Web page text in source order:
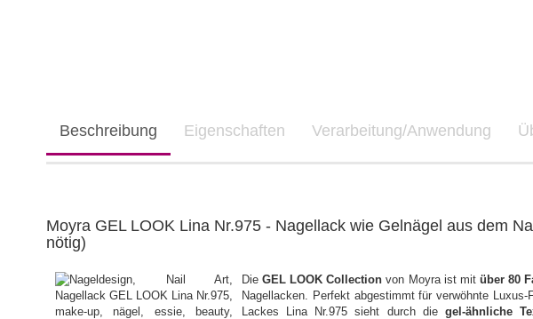
Beschreibung Eigenschaften Verarbeitung/Anwendung
Moyra GEL LOOK Lina Nr.975 - Nagellack wie Gelnägel aus dem
nötig)
DieGEL LOOK Collection von Moyra ist mit über 80
Nagellacken. Perfekt abgestimmt für verwöhnte Luxus-
Lackes Lina Nr.975 sieht durch die gel-ähnliche